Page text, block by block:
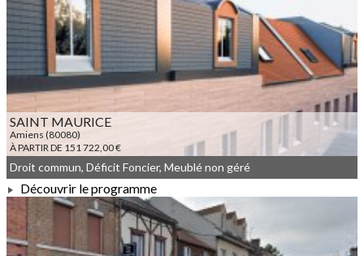
À PARTIR DE 127 000,00 €
SAINT MAURICE
Amiens (80080)
À PARTIR DE 151 722,00 €
À PARTIR DE 151 722,00 €
Droit commun, Déficit Foncier, Meublé non géré
Découvrir le programme